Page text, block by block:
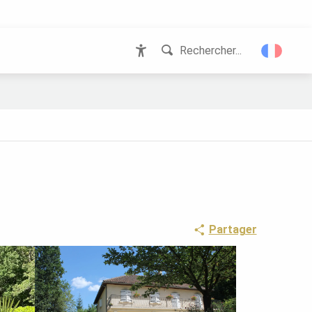
Rechercher...
Partager